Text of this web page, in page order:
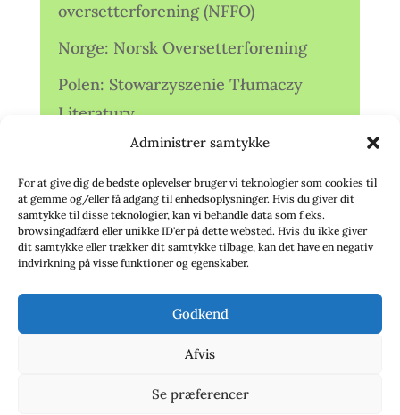
Administrer samtykke
For at give dig de bedste oplevelser bruger vi teknologier som cookies til
at gemme og/eller få adgang til enhedsoplysninger. Hvis du giver dit
samtykke til disse teknologier, kan vi behandle data som f.eks.
browsingadfærd eller unikke ID'er på dette websted. Hvis du ikke giver
dit samtykke eller trækker dit samtykke tilbage, kan det have en negativ
indvirkning på visse funktioner og egenskaber.
Godkend
Afvis
Se præferencer
oversetterforening (NFFO)
Norge: Norsk Oversetterforening
Polen: Stowarzyszenie Tłumaczy
Literatury
Storbritannien: Translators
Association (TA)
Sverige: Översättarsektionen (Ö.)
Sverige: Översättarcentrum (ÖC)
deutschsprachiger Übersetzer (VdÜ)
© 2020 - Babelfisken